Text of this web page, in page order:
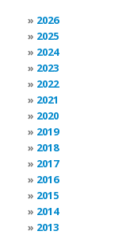
2026
2025
2024
2023
2022
2021
2020
2019
2018
2017
2016
2015
2014
2013